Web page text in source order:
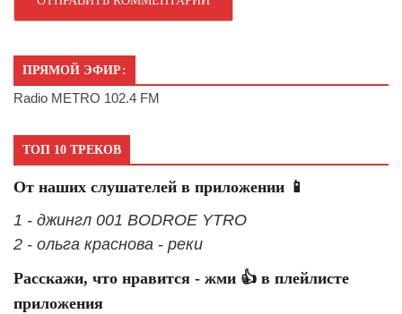
ПРЯМОЙ ЭФИР:
Radio METRO 102.4 FM
ТОП 10 ТРЕКОВ
От наших слушателей в приложении 📱
1 - джингл 001 BODROE YTRO
2 - ольга краснова - реки
Расскажи, что нравится - жми 👍 в плейлисте
приложения